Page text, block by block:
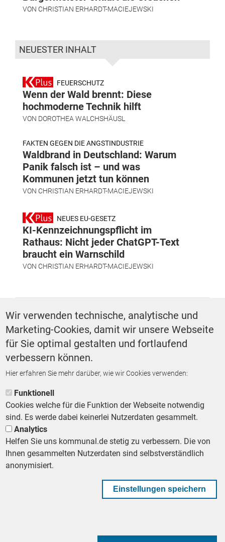
VON CHRISTIAN ERHARDT-MACIEJEWSKI
NEUESTER INHALT
FEUERSCHUTZ
Wenn der Wald brennt: Diese
hochmoderne Technik hilft
VON DOROTHEA WALCHSHÄUSL
FAKTEN GEGEN DIE ANGSTINDUSTRIE
Waldbrand in Deutschland: Warum
Panik falsch ist – und was
Kommunen jetzt tun können
VON CHRISTIAN ERHARDT-MACIEJEWSKI
NEUES EU-GESETZ
KI-Kennzeichnungspflicht im
Rathaus: Nicht jeder ChatGPT-Text
braucht ein Warnschild
VON CHRISTIAN ERHARDT-MACIEJEWSKI
Finanzen Politik
ZURÜCK ZUR STARTSEITE
Footer First Navigation
MESSE KOMMUNAL LESERSERVICE AGB DATENSCHUTZ
IMPRESSUM
KOMMUNALBESCHAFFUNG
Footer Second Navigation
Wir verwenden technische, analytische und
Marketing-Cookies, damit wir unsere Webseite
für Sie optimal gestalten und fortlaufend
verbessern können.
Hier erfahren Sie mehr darüber, wie wir Cookies verwenden:
Funktionell
Cookies welche für die Funktion der Webseite notwendig
sind. Es werde dabei keinerlei Nutzerdaten gesammelt.
Analytics
Helfen Sie uns kommunal.de stetig zu verbessern. Die von
Ihnen gesammelten Nutzerdaten sind selbstverständlich
anonymisiert.
Einstellungen speichern